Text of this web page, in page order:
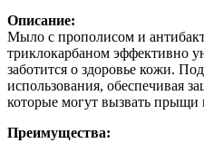
Описание:
Мыло с прополисом и
триклокарбаном эффективно
заботится о здоровье кожи.
использования, обеспечивая
которые могут вызвать
Преимущества: